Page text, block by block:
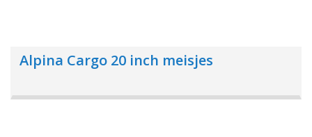
Alpina Cargo 20 inch meisjes